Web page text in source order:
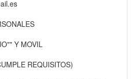
Y MOVIL
REQUISITOS)